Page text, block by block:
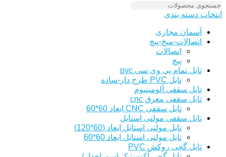
انتخاب دسته بندی
آسمان مجازی
اتصالات-میخ-پیچ
اتصالات
پیچ
تایل تمام پی وی سی pvc
تایل PVC طرح دار-ساده
تایل سقفی آلومینیوم
تایل سقفی معرق cnc
تایل سقفی CNC ابعاد 60*60
تایل سقفی مولتی استایل
تایل مولتی استایل ابعاد (60*120)
تایل مولتی استایل ابعاد 60*60
تایل گچی روکش PVC